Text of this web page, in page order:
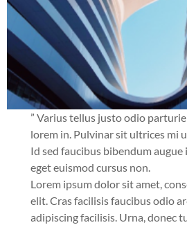
” Varius tellus justo odio
lorem in. Pulvinar sit ultrices mi
Id sed faucibus bibendum augue
eget euismod cursus non.
Lorem ipsum dolor sit amet,
elit. Cras facilisis faucibus odio
adipiscing facilisis. Urna, donec